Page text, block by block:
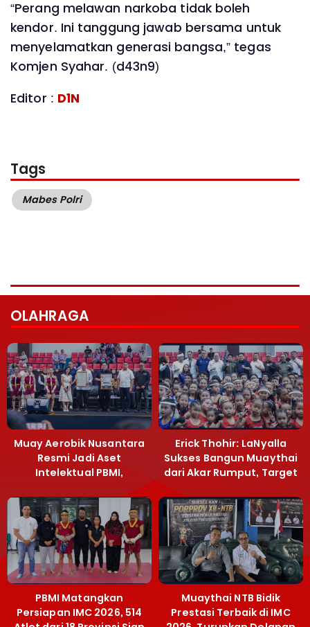
“Perang melawan narkoba tidak boleh
kendor. Ini tanggung jawab bersama untuk
menyelamatkan generasi bangsa,” tegas
Komjen Syahar. (d43n9)
Editor : D1N
Tags
Mabes Polri
OLAHRAGA
Muay Aerobik Nusantara
Resmi Jadi Aset
Intelektual PBMI,
Terobosan Bangun
Grassroots
Erick Thohir: LaNyalla
Sukses Bangun Muaythai
dari Akar Rumput, Target
PBMI Matangkan
Persiapan IMC 2026, 514
Muaythai NTB Bidik
Prestasi Terbaik di IMC